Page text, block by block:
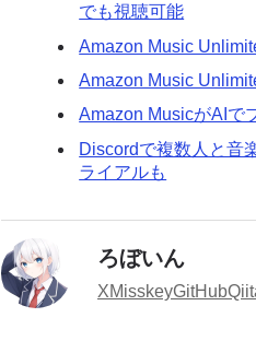
でも視聴可能
Amazon Music
Amazon Music
Amazon MusicがAIで
Discordで複数人と音
ライアルも
ろぼいん
XMisskeyGitHub